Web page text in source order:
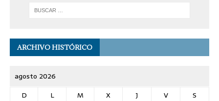
ARCHIVO HISTÓRICO
agosto 2026
D
L M X J V
S